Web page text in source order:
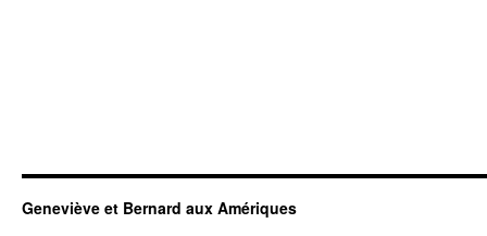
Geneviève et Bernard aux Amériques